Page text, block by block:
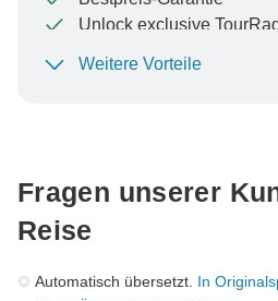
Unlock exclusive
Um Ihre Zahlung zu schützen
Weitere Vorteile
Fragen unserer
Reise
Automatisch übersetzt. In